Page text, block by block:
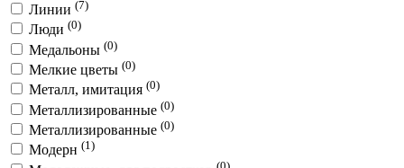
Линии (7)
Люди (0)
Медальоны (0)
Мелкие цветы (0)
Металл, имитация (0)
Металлизированные (0)
Металлизированные (0)
Модерн (1)
(0)